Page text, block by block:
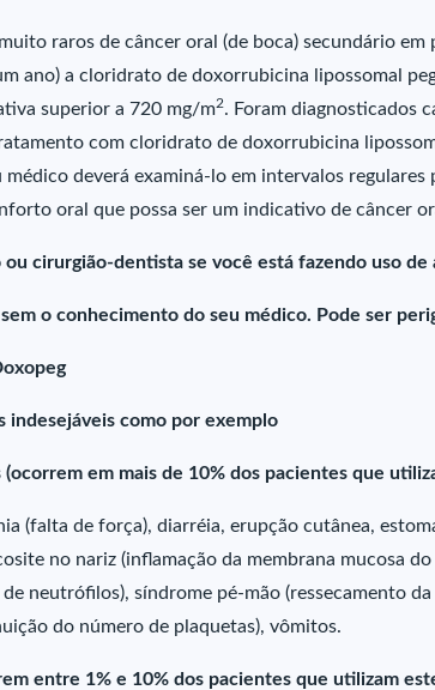
raros de câncer oral (de boca) secundário
ano) a cloridrato de doxorrubicina lipossomal
superior a 720 mg/m2. Foram diagnosticados
com cloridrato de doxorrubicina
médico deverá examiná-lo em intervalos regulares
oral que possa ser um indicativo de câncer
ou cirurgião-dentista se você está fazendo uso
o conhecimento do seu médico. Pode ser
indesejáveis como por exemplo
(ocorrem em mais de 10% dos pacientes que
(falta de força), diarréia, erupção cutânea,
no nariz (inflamação da membrana mucosa
neutrófilos), síndrome pé-mão (ressecamento da
do número de plaquetas), vômitos.
entre 1% e 10% dos pacientes que utilizam